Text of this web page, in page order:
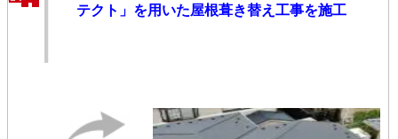
テクト」を用いた屋根葺き替え工事を施工